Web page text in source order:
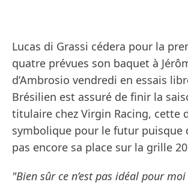
Lucas di Grassi cédera pour la
quatre prévues son baquet à
d’Ambrosio vendredi en essais
Brésilien est assuré de finir la
titulaire chez Virgin Racing, cette
symbolique pour le futur puisque
pas encore sa place sur la grille
"Bien sûr ce n’est pas idéal pour